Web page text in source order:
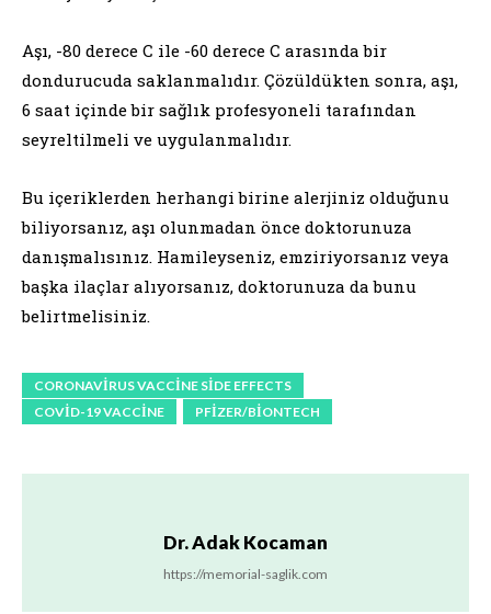
Aşı, -80 derece C ile -60 derece C arasında bir
dondurucuda saklanmalıdır. Çözüldükten sonra, aşı,
6 saat içinde bir sağlık profesyoneli tarafından
seyreltilmeli ve uygulanmalıdır.
Bu içeriklerden herhangi birine alerjiniz olduğunu
biliyorsanız, aşı olunmadan önce doktorunuza
danışmalısınız. Hamileyseniz, emziriyorsanız veya
başka ilaçlar alıyorsanız, doktorunuza da bunu
belirtmelisiniz.
CORONAVIRUS VACCINE SIDE EFFECTS
COVID-19 VACCINE
PFIZER/BIONTECH
Dr. Adak Kocaman
https://memorial-saglik.com